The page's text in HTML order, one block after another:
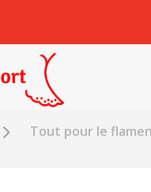
Tout pour le